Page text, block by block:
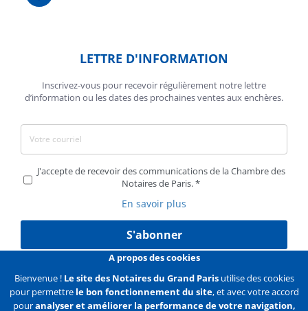
LETTRE D'INFORMATION
Inscrivez-vous pour recevoir régulièrement notre lettre
d’information ou les dates des prochaines ventes aux enchères.
J'accepte de recevoir des communications de la Chambre des
Notaires de Paris.
En savoir plus
S'abonner
Liens Mentions légales Données personnelles
A propos des cookies
Bienvenue ! Le site des Notaires du Grand Parisutilise des cookies
pour permettre le bon fonctionnement du site, et avec votre accord
pouranalyser et améliorer la performance de votre navigation,